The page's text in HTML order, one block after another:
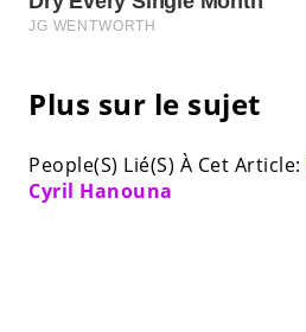
Plus sur le sujet
People(S) Lié(S) À Cet Article:
Cyril Hanouna